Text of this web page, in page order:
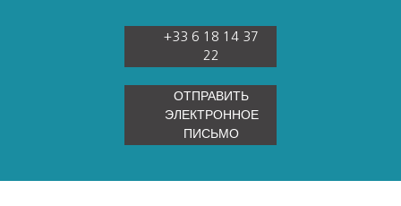
+33 6 18 14 37
22
ОТПРАВИТЬ
ЭЛЕКТРОННОЕ
ПИСЬМО